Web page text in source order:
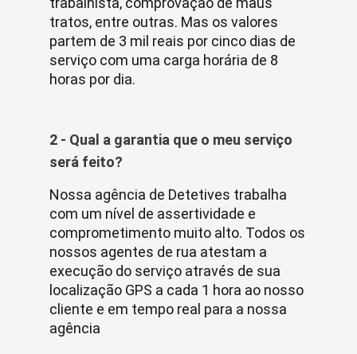
tratos, entre outras. Mas os valores
partem de 3 mil reais por cinco dias de
serviço com uma carga horária de 8
horas por dia.
2 - Qual a garantia que o meu serviço
será feito?
Nossa agência de Detetives trabalha
com um nível de assertividade e
comprometimento muito alto. Todos os
nossos agentes de rua atestam a
execução do serviço através de sua
localização GPS a cada 1 hora ao nosso
cliente e em tempo real para a nossa
agência